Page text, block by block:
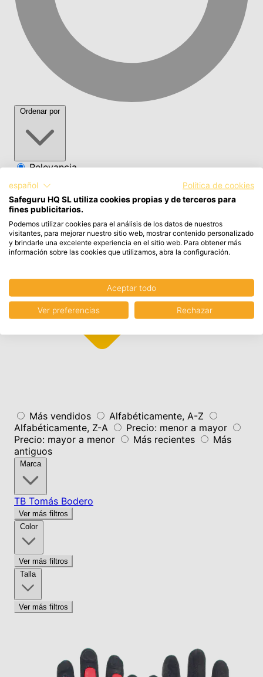
Ordenar por
Relevancia
Más vendidos
Alfabéticamente, A-Z
Alfabéticamente, Z-A
Precio: menor a mayor
Precio: mayor a menor
Más recientes
Más
antiguos
Marca
TB Tomás Bodero
Ver más filtros
Color
Ver más filtros
Talla
Ver más filtros
español
Política de cookies
Safeguru HQ SL utiliza cookies propias y de terceros para
fines publicitarios.
Podemos utilizar cookies para el análisis de los datos de nuestros
visitantes, para mejorar nuestro sitio web, mostrar contenido personalizado
y brindarle una excelente experiencia en el sitio web. Para obtener más
información sobre las cookies que utilizamos, abra la configuración.
Aceptar todo
Ver preferencias Rechazar